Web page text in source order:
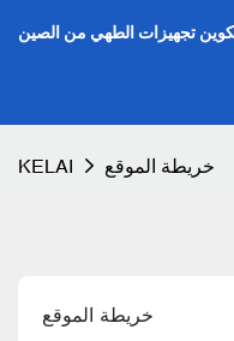
تجهيزات الطهي من الصين
KELAI خريطة الموقع
خريطة الموقع